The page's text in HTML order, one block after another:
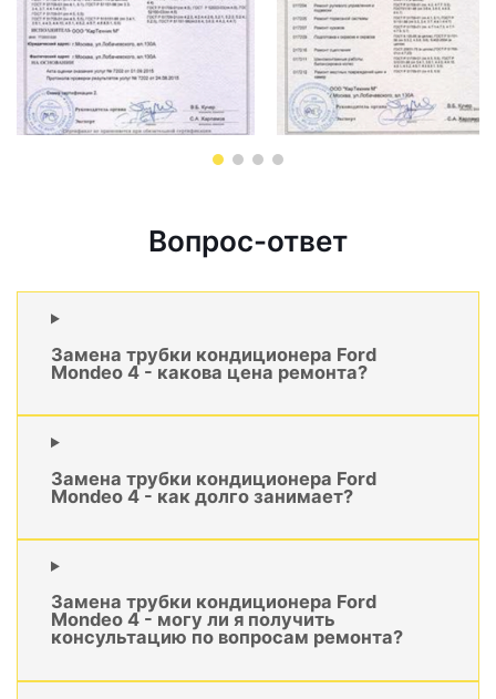
Вопрос-ответ
Замена трубки кондиционера Ford
Mondeo 4 - какова цена ремонта?
Замена трубки кондиционера Ford
Mondeo 4 - как долго занимает?
Замена трубки кондиционера Ford
Mondeo 4 - могу ли я получить
консультацию по вопросам ремонта?